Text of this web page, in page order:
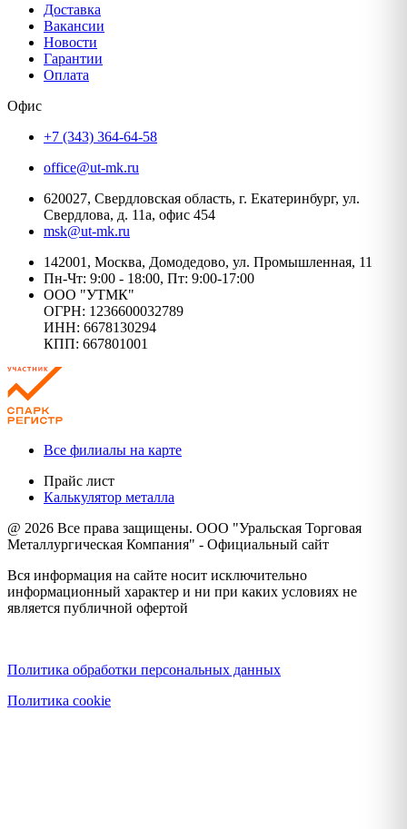
Доставка
Вакансии
Новости
Гарантии
Оплата
Офис
+7 (343) 364-64-58
office@ut-mk.ru
620027, Свердловская область, г. Екатеринбург, ул.
Свердлова, д. 11а, офис 454
msk@ut-mk.ru
142001, Москва, Домодедово, ул. Промышленная, 11
Пн-Чт: 9:00 - 18:00, Пт: 9:00-17:00
ООО "УТМК"
ОГРН: 1236600032789
ИНН: 6678130294
КПП: 667801001
Все филиалы на карте
Прайс лист
Калькулятор металла
@ 2026 Все права защищены. ООО "Уральская Торговая
Металлургическая Компания" - Официальный сайт
Вся информация на сайте носит исключительно
информационный характер и ни при каких условиях не
является публичной офертой
Политика обработки персональных данных
Политика cookie